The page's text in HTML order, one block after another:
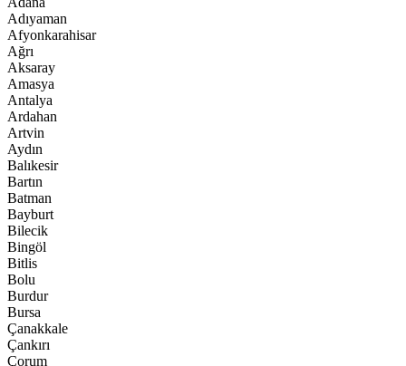
Adıyaman
Afyonkarahisar
Ağrı
Aksaray
Amasya
Antalya
Ardahan
Artvin
Aydın
Balıkesir
Bartın
Batman
Bayburt
Bilecik
Bingöl
Bitlis
Bolu
Burdur
Bursa
Çanakkale
Çankırı
Çorum